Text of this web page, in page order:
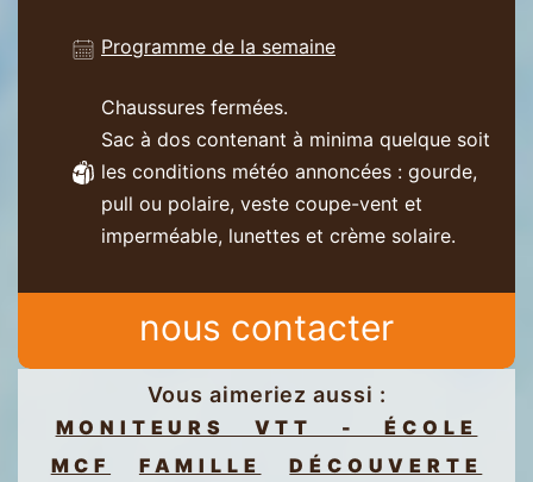
Programme de la semaine
Chaussures fermées.
Sac à dos contenant à minima quelque soit
les conditions météo annoncées : gourde,
pull ou polaire, veste coupe-vent et
imperméable, lunettes et crème solaire.
nous contacter
Vous aimeriez aussi :
MONITEURS VTT - ÉCOLE
MCF
FAMILLE DÉCOUVERTE